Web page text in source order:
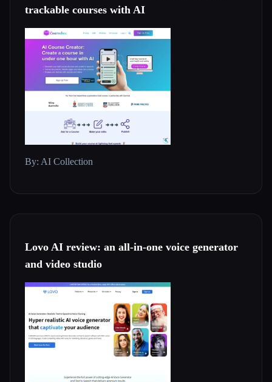
trackable courses with AI
By: AI Collection
Lovo AI review: an all-in-one voice generator
and video studio